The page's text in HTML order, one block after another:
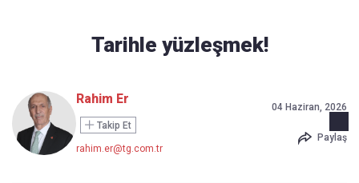
Tarihle yüzleşmek!
Rahim Er
Takip Et
rahim.er@tg.com.tr
04 Haziran, 2026
Paylaş